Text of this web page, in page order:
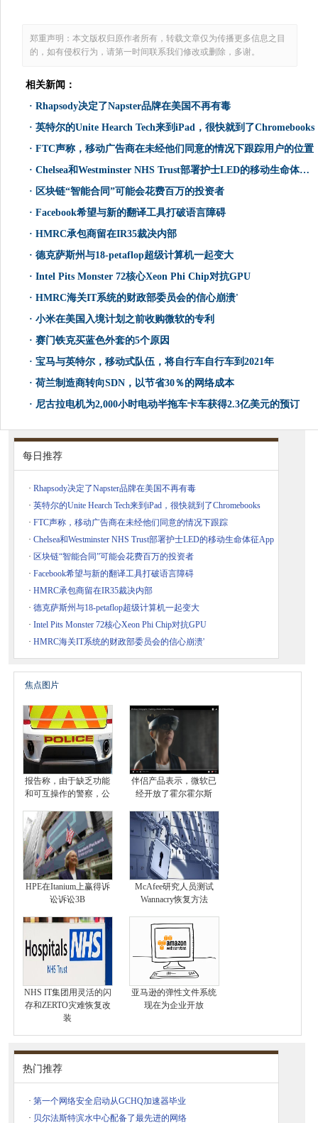
郑重声明：本文版权归原作者所有，转载文章仅为传播更多信息之目
的，如有侵权行为，请第一时间联系我们修改或删除，多谢。
相关新闻：
· Rhapsody决定了Napster品牌在美国不再有毒
· 英特尔的Unite Hearch Tech来到iPad，很快就到了Chromebooks
· FTC声称，移动广告商在未经他们同意的情况下跟踪用户的位置
· Chelsea和Westminster NHS Trust部署护士LED的移动生命体征App
· 区块链“智能合同”可能会花费百万的投资者
· Facebook希望与新的翻译工具打破语言障碍
· HMRC承包商留在IR35裁决内部
· 德克萨斯州与18-petaflop超级计算机一起变大
· Intel Pits Monster 72核心Xeon Phi Chip对抗GPU
· HMRC海关IT系统的财政部委员会的信心崩溃'
· 小米在美国入境计划之前收购微软的专利
· 赛门铁克买蓝色外套的5个原因
· 宝马与英特尔，移动式队伍，将自行车自行车到2021年
· 荷兰制造商转向SDN，以节省30％的网络成本
· 尼古拉电机为2,000小时电动半拖车卡车获得2.3亿美元的预订
每日推荐
· Rhapsody决定了Napster品牌在美国不再有毒
· 英特尔的Unite Hearch Tech来到iPad，很快就到了Chromebooks
· FTC声称，移动广告商在未经他们同意的情况下跟踪
· Chelsea和Westminster NHS Trust部署护士LED的移动生命体征App
· 区块链“智能合同”可能会花费百万的投资者
· Facebook希望与新的翻译工具打破语言障碍
· HMRC承包商留在IR35裁决内部
· 德克萨斯州与18-petaflop超级计算机一起变大
· Intel Pits Monster 72核心Xeon Phi Chip对抗GPU
· HMRC海关IT系统的财政部委员会的信心崩溃'
焦点图片
报告称，由于缺乏功能
和可互操作的警察，公
伴侣产品表示，微软已
经开放了霍尔霍尔斯
HPE在Itanium上赢得诉
讼诉讼3B
McAfee研究人员测试
Wannacry恢复方法
NHS IT集团用灵活的闪
存和ZERTO灾难恢复改
装
亚马逊的弹性文件系统
现在为企业开放
热门推荐
· 第一个网络安全启动从GCHQ加速器毕业
· 贝尔法斯特滨水中心配备了最先进的网络